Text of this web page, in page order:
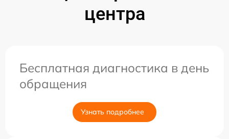
центра
Бесплатная диагностика в день
обращения
Узнать подробнее